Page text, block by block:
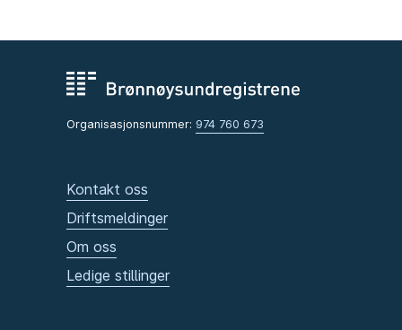
Organisasjonsnummer: 974 760 673
Kontakt oss
Driftsmeldinger
Om oss
Ledige stillinger